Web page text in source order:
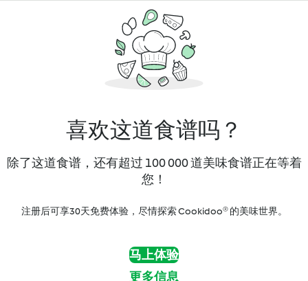
喜欢这道食谱吗？
除了这道食谱，还有超过 100 000 道美味食谱正在等着
您！
注册后可享30天免费体验，尽情探索 Cookidoo® 的美味世界。
马上体验
更多信息